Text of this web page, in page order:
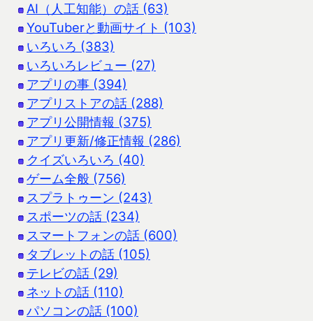
AI（人工知能）の話 (63)
YouTuberと動画サイト (103)
いろいろ (383)
いろいろレビュー (27)
アプリの事 (394)
アプリストアの話 (288)
アプリ公開情報 (375)
アプリ更新/修正情報 (286)
クイズいろいろ (40)
ゲーム全般 (756)
スプラトゥーン (243)
スポーツの話 (234)
スマートフォンの話 (600)
タブレットの話 (105)
テレビの話 (29)
ネットの話 (110)
パソコンの話 (100)